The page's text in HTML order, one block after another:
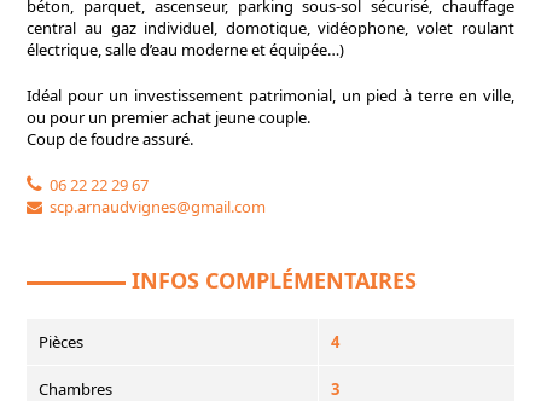
béton, parquet, ascenseur, parking sous-sol sécurisé, chauffage
central au gaz individuel, domotique, vidéophone, volet roulant
électrique, salle d’eau moderne et équipée…)
Idéal pour un investissement patrimonial, un pied à terre en ville,
ou pour un premier achat jeune couple.
Coup de foudre assuré.
06 22 22 29 67
scp.arnaudvignes@gmail.com
INFOS COMPLÉMENTAIRES
Pièces 4
Chambres 3